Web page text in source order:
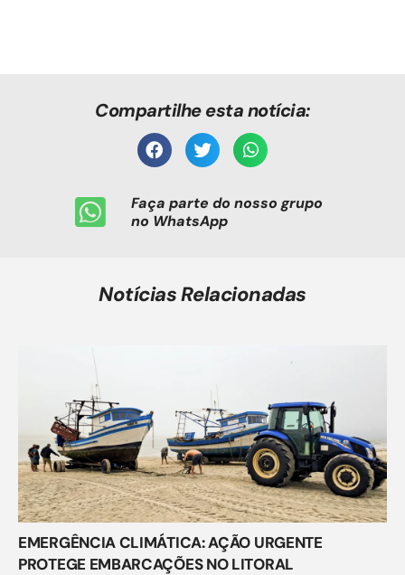
Compartilhe esta notícia:
Faça parte do nosso grupo
no WhatsApp
Notícias Relacionadas
EMERGÊNCIA CLIMÁTICA: AÇÃO URGENTE
PROTEGE EMBARCAÇÕES NO LITORAL